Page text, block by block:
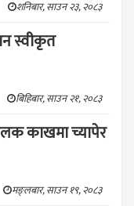
शनिबार, साउन २३, २०८३
स्वीकृत
बिहिबार, साउन २१, २०८३
काखमा च्यापेर
मङ्लबार, साउन १९, २०८३